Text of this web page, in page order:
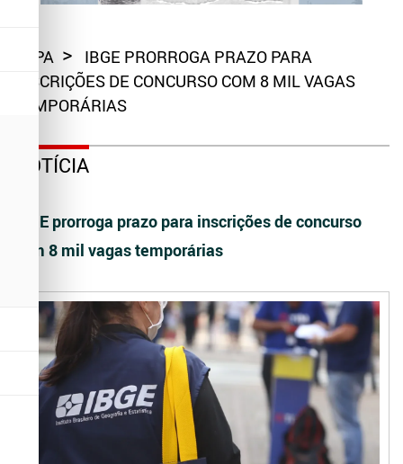
CAPA
IBGE PRORROGA PRAZO PARA
INSCRIÇÕES DE CONCURSO COM 8 MIL VAGAS
TEMPORÁRIAS
NOTÍCIA
IBGE prorroga prazo para inscrições de concurso
com 8 mil vagas temporárias